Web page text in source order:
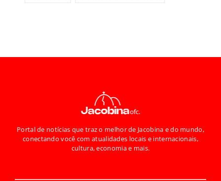
Portal de notícias que traz o melhor de Jacobina e do mundo,
conectando você com atualidades locais e internacionais,
cultura, economia e mais.